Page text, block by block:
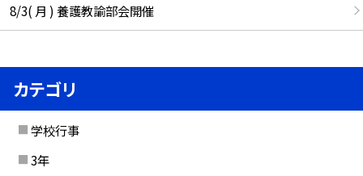
8/3( 月 ) 養護教諭部会開催
カテゴリ
学校行事
3年